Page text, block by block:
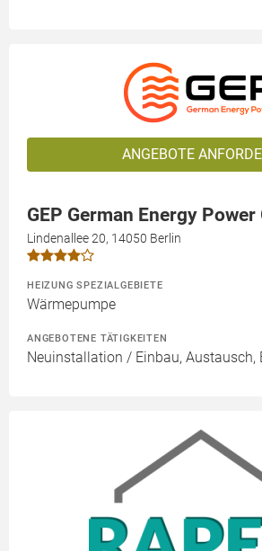
ANGEBOTE
GEP German Energy Power
Lindenallee 20, 14050 Berlin
HEIZUNG SPEZIALGEBIETE
Wärmepumpe
ANGEBOTENE TÄTIGKEITEN
Neuinstallation / Einbau, Austausch,